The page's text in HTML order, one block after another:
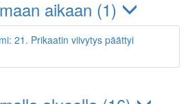
aikaan (1)
21. Prikaatin viivytys päättyi